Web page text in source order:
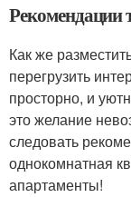
Рекомендации
Как же
перегрузить
просторно, и
это желание
следовать
однокомнатная
апартаменты!